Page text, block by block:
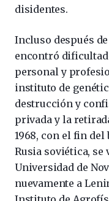
disidentes.
Incluso después
encontró
personal y
instituto de
destrucción y
privada y la
1968, con el fin
Rusia soviética, se
Universidad de
nuevamente a